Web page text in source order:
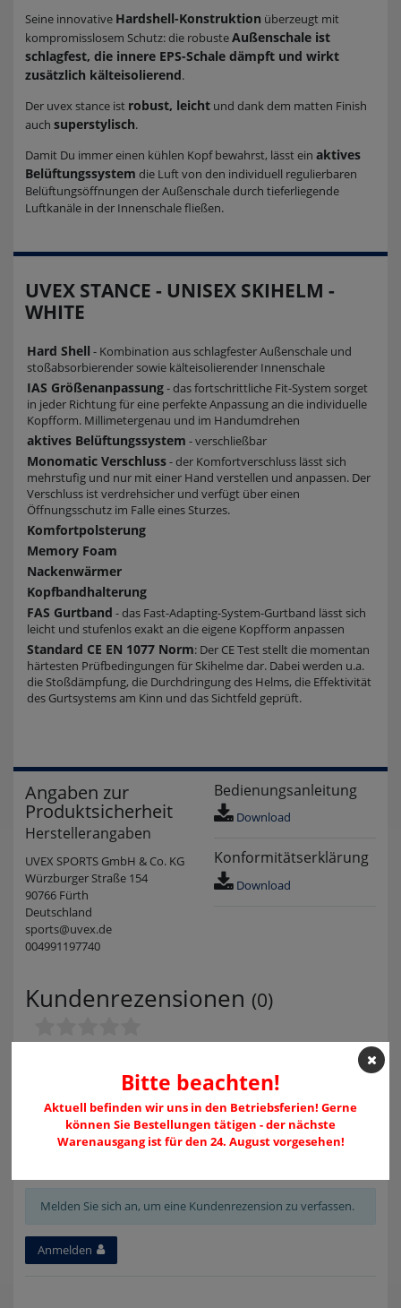
Seine innovative Hardshell-Konstruktion überzeugt mit
kompromisslosem Schutz: die robusteAußenschale ist
schlagfest, die innere EPS-Schale dämpft und wirkt
zusätzlich kälteisolierend.
Der uvex stance ist robust, leicht und dank dem matten Finish
auch superstylisch.
Damit Du immer einen kühlen Kopf bewahrst, lässt ein aktives
Belüftungssystem die Luft von den individuell regulierbaren
Belüftungsöffnungen der Außenschale durch tieferliegende
Luftkanäle in der Innenschale fließen.
UVEX STANCE - UNISEX SKIHELM -
WHITE
Hard Shell - Kombination aus schlagfester Außenschale und
stoßabsorbierender sowie kälteisolierender Innenschale
IAS Größenanpassung- das fortschrittliche Fit-System sorget
in jeder Richtung für eine perfekte Anpassung an die individuelle
Kopfform. Millimetergenau und im Handumdrehen
aktives Belüftungssystem - verschließbar
Monomatic Verschluss- der Komfortverschluss lässt sich
mehrstufig und nur mit einer Hand verstellen und anpassen. Der
Verschluss ist verdrehsicher und verfügt über einen
Öffnungsschutz im Falle eines Sturzes.
Komfortpolsterung
Memory Foam
Nackenwärmer
Kopfbandhalterung
FAS Gurtband - das Fast-Adapting-System-Gurtband lässt sich
leicht und stufenlos exakt an die eigene Kopfform anpassen
Standard CE EN 1077 Norm: Der CE Test stellt die momentan
härtesten Prüfbedingungen für Skihelme dar. Dabei werden u.a.
die Stoßdämpfung, die Durchdringung des Helms, die Effektivität
des Gurtsystems am Kinn und das Sichtfeld geprüft.
Angaben zur
Produktsicherheit
Herstellerangaben
UVEX SPORTS GmbH & Co. KG
Würzburger Straße 154
90766 Fürth
Deutschland
sports@uvex.de
004991197740
Bedienungsanleitung
Download
Konformitätserklärung
Download
Kundenrezensionen (0)
0
0
0
0
0
Melden Sie sich an, um eine Kundenrezension zu verfassen.
Anmelden
Bitte beachten!
Aktuell befinden wir uns in den Betriebsferien! Gerne
können Sie Bestellungen tätigen - der nächste
Warenausgang ist für den 24. August vorgesehen!